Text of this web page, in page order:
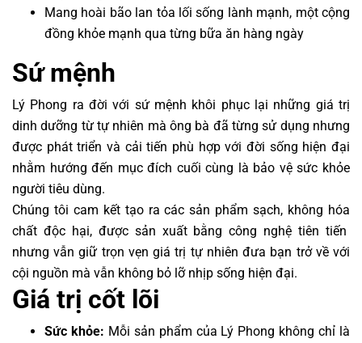
Mang hoài bão lan tỏa lối sống lành mạnh, một cộng
đồng khỏe mạnh qua từng bữa ăn hàng ngày
Sứ mệnh
Lý Phong ra đời với sứ mệnh khôi phục lại những giá trị
dinh dưỡng từ tự nhiên mà ông bà đã từng sử dụng nhưng
được phát triển và cải tiến phù hợp với đời sống hiện đại
nhằm hướng đến mục đích cuối cùng là bảo vệ sức khỏe
người tiêu dùng.
Chúng tôi cam kết tạo ra các sản phẩm sạch, không hóa
chất độc hại, được sản xuất bằng công nghệ tiên tiến
nhưng vẫn giữ trọn vẹn giá trị tự nhiên đưa bạn trở về với
cội nguồn mà vẫn không bỏ lỡ nhịp sống hiện đại.
Giá trị cốt lõi
Sức khỏe: Mỗi sản phẩm của Lý Phong không chỉ là